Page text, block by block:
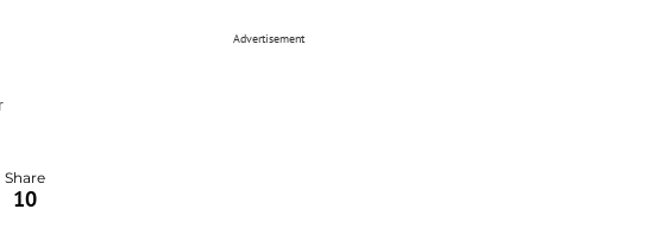
10
Advertisement